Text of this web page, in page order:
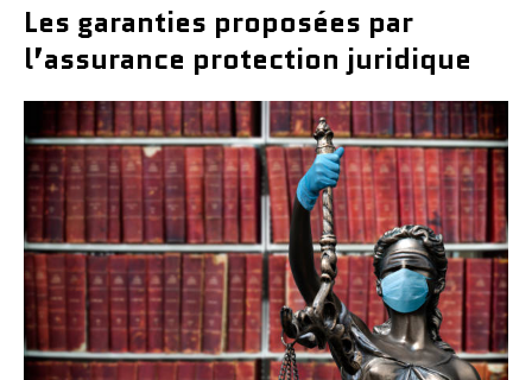
Les garanties proposées par
l’assurance protection juridique